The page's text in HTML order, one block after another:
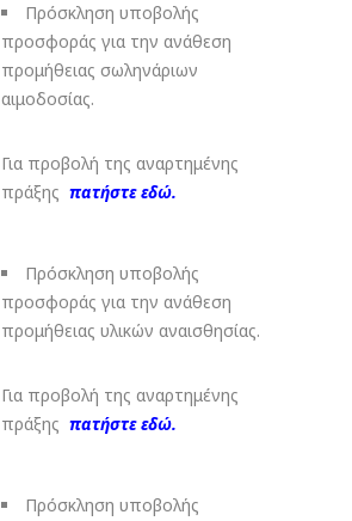
Πρόσκληση υποβολής
προσφοράς για την ανάθεση
προμήθειας σωληνάριων
αιμοδοσίας.
Για προβολή της αναρτημένης
πράξης πατήστε εδώ.
Πρόσκληση υποβολής
προσφοράς για την ανάθεση
προμήθειας υλικών αναισθησίας.
Για προβολή της αναρτημένης
πράξης πατήστε εδώ.
Πρόσκληση υποβολής